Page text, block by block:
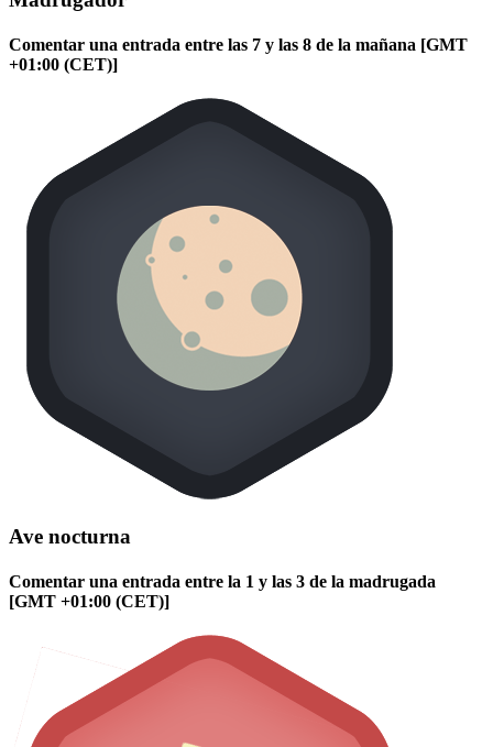
Comentar una entrada entre las 7 y las 8 de la mañana [GMT
+01:00 (CET)]
Ave nocturna
Comentar una entrada entre la 1 y las 3 de la madrugada
[GMT +01:00 (CET)]